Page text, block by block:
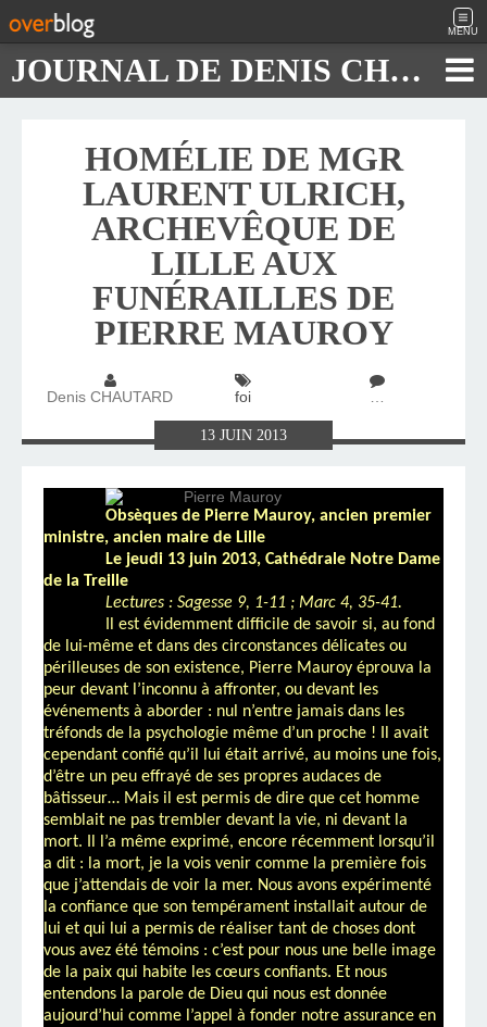
MENU
JOURNAL DE DENIS CHAUTARD
HOMÉLIE DE MGR
LAURENT ULRICH,
ARCHEVÊQUE DE
LILLE AUX
FUNÉRAILLES DE
PIERRE MAUROY
Denis CHAUTARD foi …
13 JUIN 2013
Obsèques de Pierre Mauroy, ancien premier
ministre, ancien maire de Lille
Le jeudi 13 juin 2013, Cathédrale Notre Dame
de la Treille
Lectures : Sagesse 9, 1-11 ; Marc 4, 35-41.
Il est évidemment difficile de savoir si, au fond
de lui-même et dans des circonstances délicates ou
périlleuses de son existence, Pierre Mauroy éprouva la
peur devant l’inconnu à affronter, ou devant les
événements à aborder : nul n’entre jamais dans les
tréfonds de la psychologie même d’un proche ! Il avait
cependant confié qu’il lui était arrivé, au moins une fois,
d’être un peu effrayé de ses propres audaces de
bâtisseur… Mais il est permis de dire que cet homme
semblait ne pas trembler devant la vie, ni devant la
mort. Il l’a même exprimé, encore récemment lorsqu’il
a dit : la mort, je la vois venir comme la première fois
que j’attendais de voir la mer. Nous avons expérimenté
la confiance que son tempérament installait autour de
lui et qui lui a permis de réaliser tant de choses dont
vous avez été témoins : c’est pour nous une belle image
de la paix qui habite les cœurs confiants. Et nous
entendons la parole de Dieu qui nous est donnée
aujourd’hui comme l’appel à fonder notre assurance en